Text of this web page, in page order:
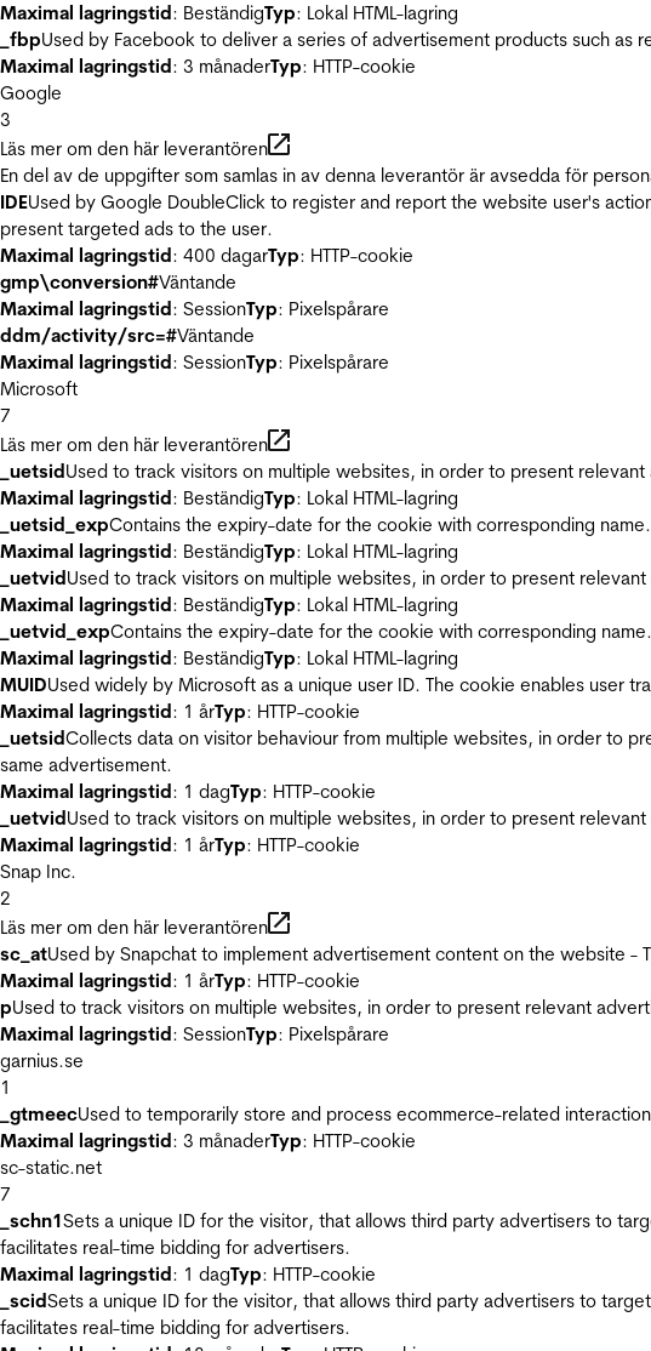
Maximal lagringstid: BeständigTyp: Lokal HTML-lagring
_fbpUsed by Facebook to deliver a series of advertisement products such as
Maximal lagringstid: 3 månaderTyp: HTTP-cookie
Google
3
Läs mer om den här leverantören
En del av de uppgifter som samlas in av denna leverantör är avsedda för
IDEUsed by Google DoubleClick to register and report the website user's
present targeted ads to the user.
Maximal lagringstid: 400 dagarTyp: HTTP-cookie
gmp\conversion#Väntande
Maximal lagringstid: SessionTyp: Pixelspårare
ddm/activity/src=#Väntande
Maximal lagringstid: SessionTyp: Pixelspårare
Microsoft
7
Läs mer om den här leverantören
_uetsidUsed to track visitors on multiple websites, in order to present
Maximal lagringstid: BeständigTyp: Lokal HTML-lagring
_uetsid_expContains the expiry-date for the cookie with corresponding name.
Maximal lagringstid: BeständigTyp: Lokal HTML-lagring
_uetvidUsed to track visitors on multiple websites, in order to present
Maximal lagringstid: BeständigTyp: Lokal HTML-lagring
_uetvid_expContains the expiry-date for the cookie with corresponding name.
Maximal lagringstid: BeständigTyp: Lokal HTML-lagring
MUIDUsed widely by Microsoft as a unique user ID. The cookie enables user
Maximal lagringstid: 1 årTyp: HTTP-cookie
_uetsidCollects data on visitor behaviour from multiple websites, in order to
same advertisement.
Maximal lagringstid: 1 dagTyp: HTTP-cookie
_uetvidUsed to track visitors on multiple websites, in order to present
Maximal lagringstid: 1 årTyp: HTTP-cookie
Snap Inc.
2
Läs mer om den här leverantören
sc_atUsed by Snapchat to implement advertisement content on the website
Maximal lagringstid: 1 årTyp: HTTP-cookie
pUsed to track visitors on multiple websites, in order to present relevant
Maximal lagringstid: SessionTyp: Pixelspårare
garnius.se
1
_gtmeecUsed to temporarily store and process ecommerce-related
Maximal lagringstid: 3 månaderTyp: HTTP-cookie
sc-static.net
7
_schn1Sets a unique ID for the visitor, that allows third party advertisers to
facilitates real-time bidding for advertisers.
Maximal lagringstid: 1 dagTyp: HTTP-cookie
_scidSets a unique ID for the visitor, that allows third party advertisers to
facilitates real-time bidding for advertisers.